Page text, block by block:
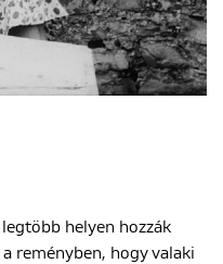
helyen hozzák
reményben, hogy valaki